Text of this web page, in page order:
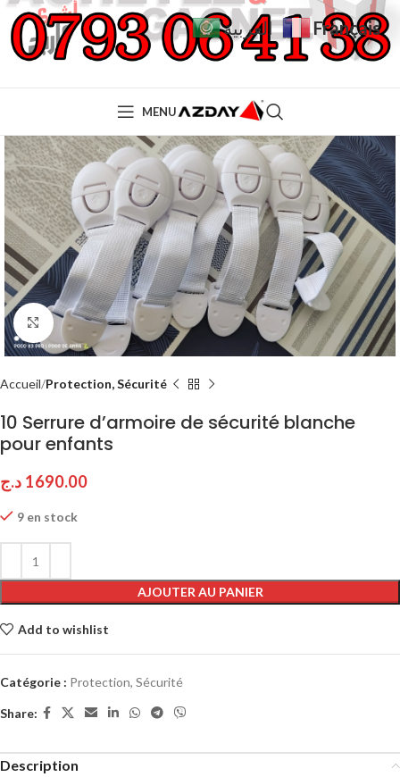
MENU
Click to enlarge
Accueil Protection, Sécurité
10 Serrure d’armoire de sécurité blanche
pour enfants
1690.00 د.ج
9 en stock
AJOUTER AU PANIER
Add to wishlist
Catégorie : Protection, Sécurité
Share:
Description
العربية Français